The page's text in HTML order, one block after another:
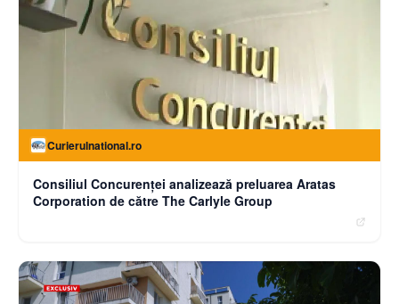
Curierulnational.ro
Consiliul Concurenței analizează preluarea Aratas
Corporation de către The Carlyle Group